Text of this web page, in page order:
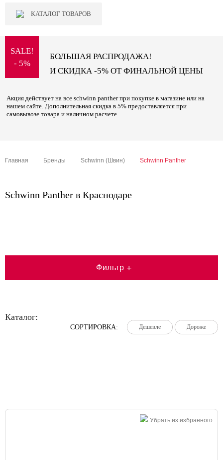
КАТАЛОГ ТОВАРОВ
SALE!
- 5%
БОЛЬШАЯ РАСПРОДАЖА!
И СКИДКА -5% ОТ ФИНАЛЬНОЙ ЦЕНЫ
Акция действует на все schwinn panther при покупке в магазине или на
нашем сайте. Дополнительная скидка в 5% предоставляется при
самовывозе товара и наличном расчете.
Главная Бренды Schwinn (Швин) Schwinn Panther
Schwinn Panther в Краснодаре
Фильтр +
Каталог:
СОРТИРОВКА: Дешевле
Дешевле
Дешевле Дороже
Дороже
Дороже
Убрать из избранного